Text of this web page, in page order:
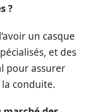
?
un casque
et des
pour assurer
conduite.